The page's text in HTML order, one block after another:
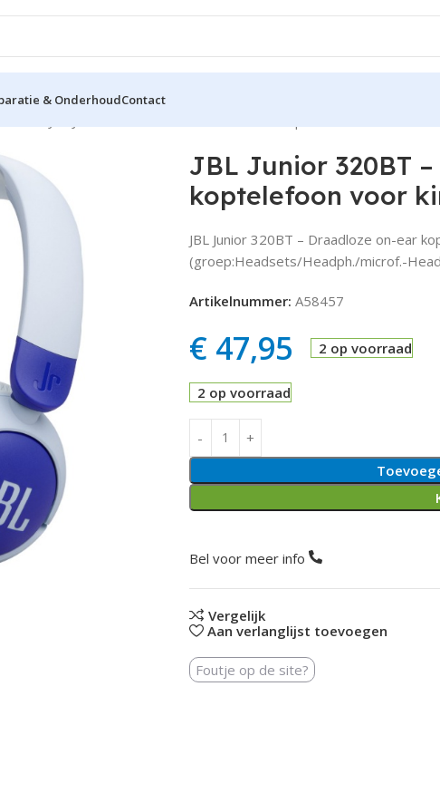
& OnderhoudContact
JBL Junior 320BT
koptelefoon voor
JBL Junior 320BT – Draadloze on-ear
(groep:Headsets/Headph./microf.-
Artikelnummer: A58457
€47,95 2 op voorraad
2 op voorraad
Bel voor meer info
Vergelijk
Aan verlanglijst toevoegen
Foutje op de site?